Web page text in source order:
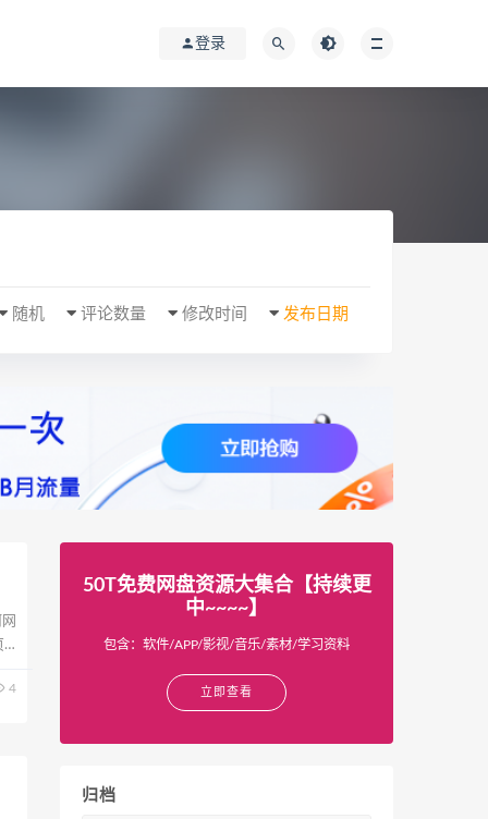
登录
发布日期
修改时间
评论数量
随机
4
50T免费网盘资源大集合【持续更
中~~~~】
包含：软件/APP/影视/音乐/素材/学习资料
立即查看
归档